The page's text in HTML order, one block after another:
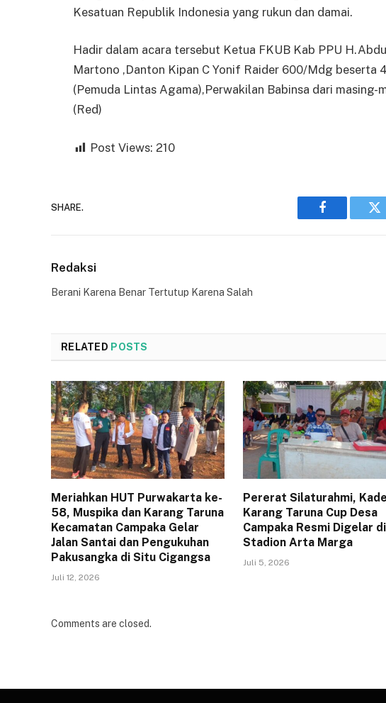
Kesatuan Republik Indonesia yang rukun dan damai.
Hadir dalam acara tersebut Ketua FKUB Kab PPU
Martono ,Danton Kipan C Yonif Raider 600/Mdg beserta
(Pemuda Lintas Agama),Perwakilan Babinsa dari
(Red)
Post Views: 210
SHARE.
Facebook
Redaksi
Berani Karena Benar Tertutup Karena Salah
RELATED POSTS
Meriahkan HUT Purwakarta ke-
58, Muspika dan Karang Taruna
Kecamatan Campaka Gelar
Jalan Santai dan Pengukuhan
Pakusangka di Situ Cigangsa
Juli 12, 2026
Pererat Silaturahmi,
Karang Taruna Cup Desa
Campaka Resmi Digelar di
Stadion Arta Marga
Juli 5, 2026
Comments are closed.